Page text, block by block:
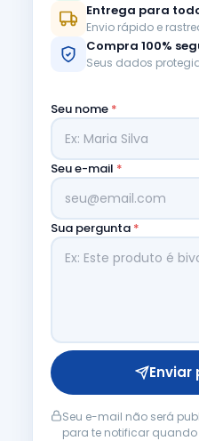
Entrega para
Envio rápido e
Compra 100%
Seus dados
Seu nome *
Seu e-mail *
Sua pergunta *
Seu e-mail não será
para te notificar